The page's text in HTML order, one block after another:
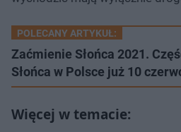
POLECANY ARTYKUŁ:
Zaćmienie Słońca 2021.
Słońca w Polsce już 10